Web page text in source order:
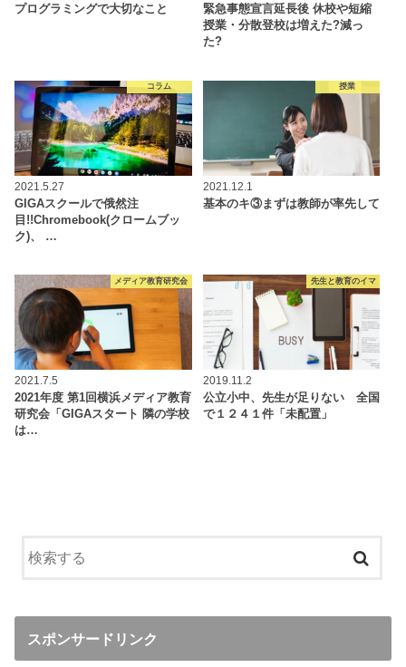
プログラミングで大切なこと
緊急事態宣言延長後 休校や短縮
授業・分散登校は増えた?減っ
た?
コラム
2021.5.27
GIGAスクールで俄然注
目!!Chromebook(クロームブッ
ク)、 …
授業
2021.12.1
基本のキ③まずは教師が率先して
メディア教育研究会
2021.7.5
2021年度 第1回横浜メディア教育
研究会「GIGAスタート 隣の学校
は…
先生と教育のイマ
2019.11.2
公立小中、先生が足りない 全国
で１２４１件「未配置」
スポンサードリンク